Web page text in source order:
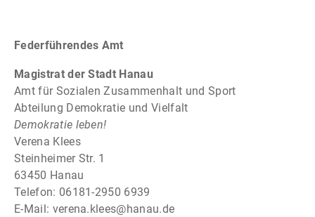
Federführendes Amt
Magistrat der Stadt Hanau
Amt für Sozialen Zusammenhalt und Sport
Abteilung Demokratie und Vielfalt
Demokratie leben!
Verena Klees
Steinheimer Str. 1
63450 Hanau
Telefon: 06181-2950 6939
E-Mail: verena.klees@hanau.de